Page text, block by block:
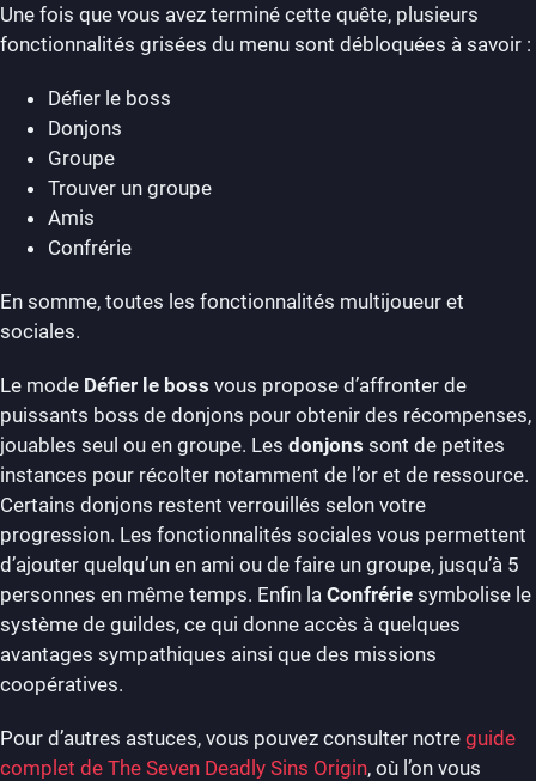
Une fois que vous avez terminé cette quête, plusieurs
fonctionnalités grisées du menu sont débloquées à savoir :
Défier le boss
Donjons
Groupe
Trouver un groupe
Amis
Confrérie
En somme, toutes les fonctionnalités multijoueur et
sociales.
Le mode Défier le boss vous propose d’affronter de
puissants boss de donjons pour obtenir des récompenses,
jouables seul ou en groupe. Les donjons sont de petites
instances pour récolter notamment de l’or et de ressource.
Certains donjons restent verrouillés selon votre
progression. Les fonctionnalités sociales vous permettent
d’ajouter quelqu’un en ami ou de faire un groupe, jusqu’à 5
personnes en même temps. Enfin la Confrérie symbolise le
système de guildes, ce qui donne accès à quelques
avantages sympathiques ainsi que des missions
coopératives.
Pour d’autres astuces, vous pouvez consulter notre guide
complet de The Seven Deadly Sins Origin, où l’on vous